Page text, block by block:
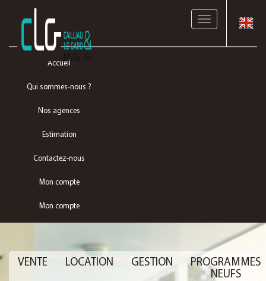
Toggle
Accueil
Qui sommes-nous ?
Nos agences
Estimation
Contactez-nous
Mon compte
Mon compte
VENTE LOCATION GESTION
PROGRAMMES
NEUFS